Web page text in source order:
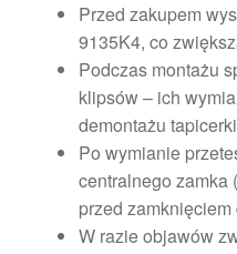
Przed zakupem
9135K4, co
Podczas montażu
klipsów – ich
demontażu
Po wymianie
centralnego zamka
przed
W razie objawów